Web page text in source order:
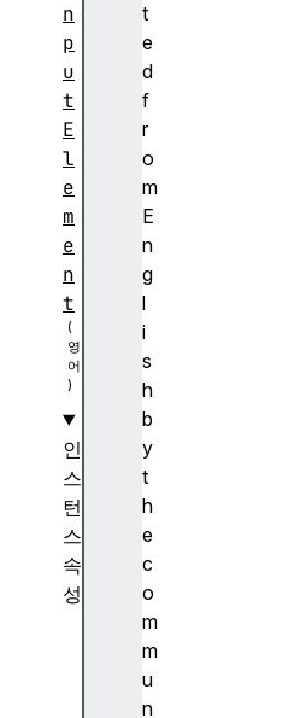
t
e
d
f
r
o
m
E
n
g
l
i
s
h
b
y
t
h
e
c
o
m
m
u
n
n
p
u
t
E
l
e
m
e
n
t
인
스
턴
스
속
성